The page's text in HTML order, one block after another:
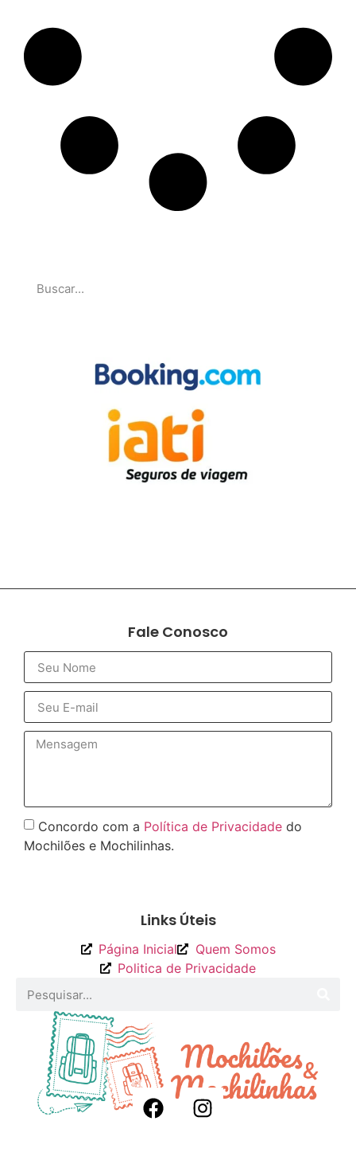
Fale Conosco
Concordo com a Política de Privacidade do
Mochilões e Mochilinhas.
Links Úteis
Página Inicial
Quem Somos
Politica de Privacidade